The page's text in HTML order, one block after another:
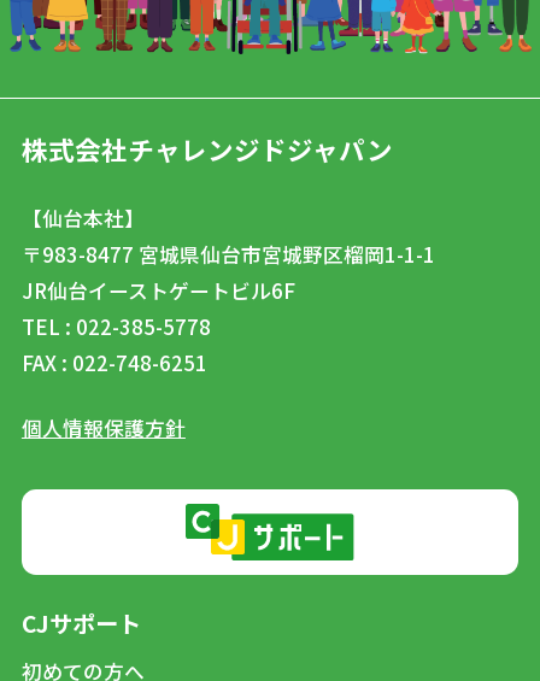
株式会社チャレンジドジャパン
【仙台本社】
〒983-8477 宮城県仙台市宮城野区榴岡1-1-1
JR仙台イーストゲートビル6F
TEL : 022-385-5778
FAX : 022-748-6251
個人情報保護方針
CJサポート
初めての方へ